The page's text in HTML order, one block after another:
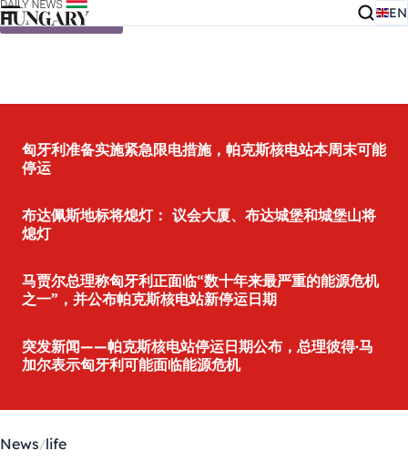
Skip to content EN
匈牙利准备实施紧急限电措施，帕克斯核电站本周末可能
停运
布达佩斯地标将熄灯： 议会大厦、布达城堡和城堡山将
熄灯
马贾尔总理称匈牙利正面临“数十年来最严重的能源危机
之一”，并公布帕克斯核电站新停运日期
突发新闻——帕克斯核电站停运日期公布，总理彼得·马
加尔表示匈牙利可能面临能源危机
News life